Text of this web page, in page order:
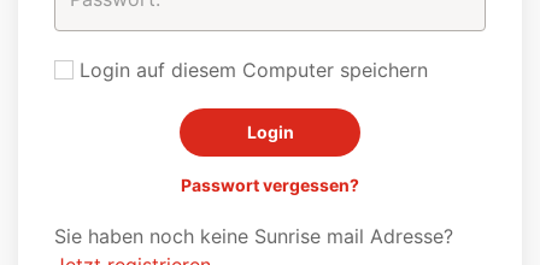
Login auf diesem Computer speichern
Passwort vergessen?
Sie haben noch keine Sunrise mail Adresse?